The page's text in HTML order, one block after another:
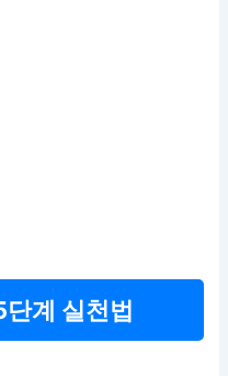
계 실천법